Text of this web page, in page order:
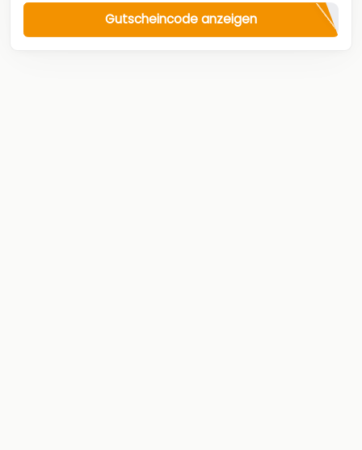
Gutscheincode anzeigen